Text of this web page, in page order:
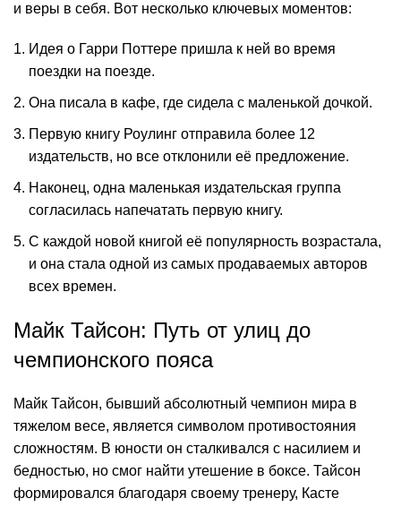
и веры в себя. Вот несколько ключевых моментов:
Идея о Гарри Поттере пришла к ней во время
поездки на поезде.
Она писала в кафе, где сидела с маленькой дочкой.
Первую книгу Роулинг отправила более 12
издательств, но все отклонили её предложение.
Наконец, одна маленькая издательская группа
согласилась напечатать первую книгу.
С каждой новой книгой её популярность возрастала,
и она стала одной из самых продаваемых авторов
всех времен.
Майк Тайсон: Путь от улиц до
чемпионского пояса
Майк Тайсон, бывший абсолютный чемпион мира в
тяжелом весе, является символом противостояния
сложностям. В юности он сталкивался с насилием и
бедностью, но смог найти утешение в боксе. Тайсон
формировался благодаря своему тренеру, Касте